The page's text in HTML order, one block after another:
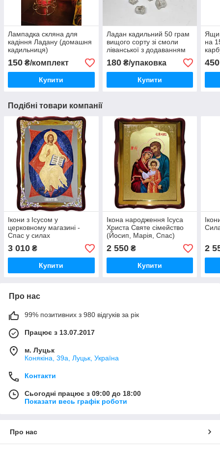
Лампадка скляна для
кадіння Ладану (домашня
кадильниця)
150 ₴/комплект
Купити
Ладан кадильний 50 грам
вищого сорту зі смоли
ліванської з додаванням
натуральних масел
(Греція)
180₴/упаковка
Купити
на
450
Подібні товари компанії
Ікони з Ісусом у
церковному магазині -
Спас у силах
3 010 ₴
Купити
Ікона народження Ісуса
Христа Святе сімейство
(Йосип, Марія, Спас)
2 550₴
Купити
2
Про нас
99% позитивних з 980 відгуків за рік
Працює з 13.07.2017
м. Луцьк
Конякіна, 39а, Луцьк, Україна
Контакти
Сьогодні працює з 09:00 до 18:00
Показати весь графік роботи
Про нас